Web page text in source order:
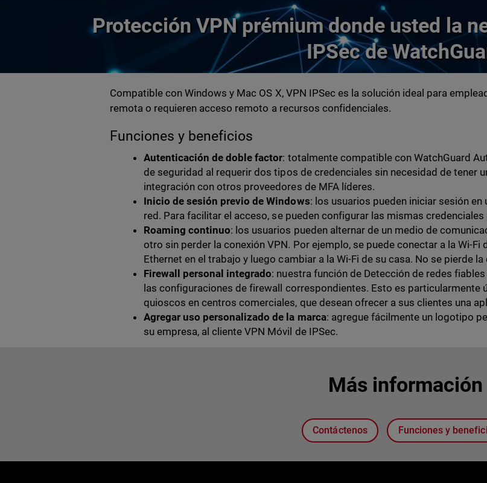
Protección VPN prémium donde usted la
IPSec de
Compatible con Windows y Mac OS X, VPN IPSec es la solución ideal para
remota o requieren acceso remoto a recursos confidenciales.
Funciones y beneficios
Autenticación de doble factor: totalmente compatible con WatchGuard
de seguridad al requerir dos tipos de credenciales sin necesidad de tener
integración con otros proveedores de MFA líderes.
Inicio de sesión previo de Windows: los usuarios pueden iniciar sesión
red. Para facilitar el acceso, se pueden configurar las mismas
Roaming continuo: los usuarios pueden alternar de un medio de
otro sin perder la conexión VPN. Por ejemplo, se puede conectar a la Wi-
Ethernet en el trabajo y luego cambiar a la Wi-Fi de su casa. No se pierde la
Firewall personal integrado: nuestra función de Detección de redes
las configuraciones de firewall correspondientes. Esto es
quioscos en centros comerciales, que desean ofrecer a sus clientes una
Agregar uso personalizado de la marca: agregue fácilmente un logotipo
su empresa, al cliente VPN Móvil de IPSec.
Más información
Contáctenos Funciones y